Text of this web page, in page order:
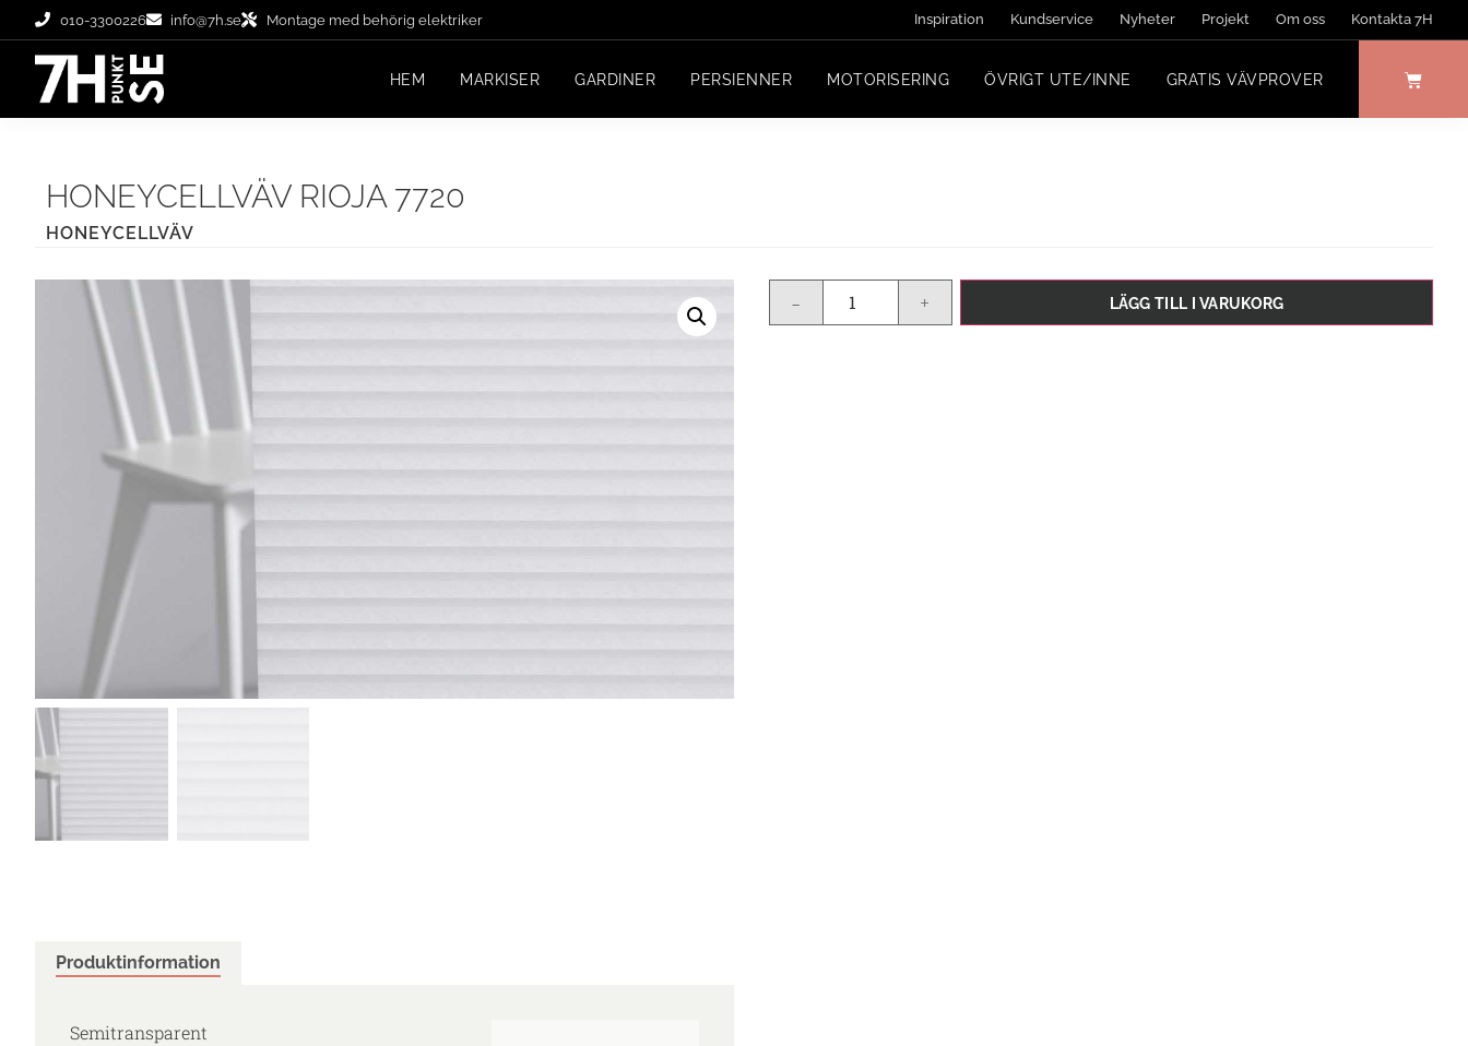
010-3300226 info@7h.se Montage med behörig elektriker Inspiration Kundservice Nyheter Projekt Om oss Kontakta 7H
HEM MARKISER GARDINER PERSIENNER MOTORISERING ÖVRIGT UTE/INNE GRATIS VÄVPROVER
HONEYCELLVÄV RIOJA 7720
HONEYCELLVÄV
Produktinformation
Semitransparent
- + LÄGG TILL I VARUKORG